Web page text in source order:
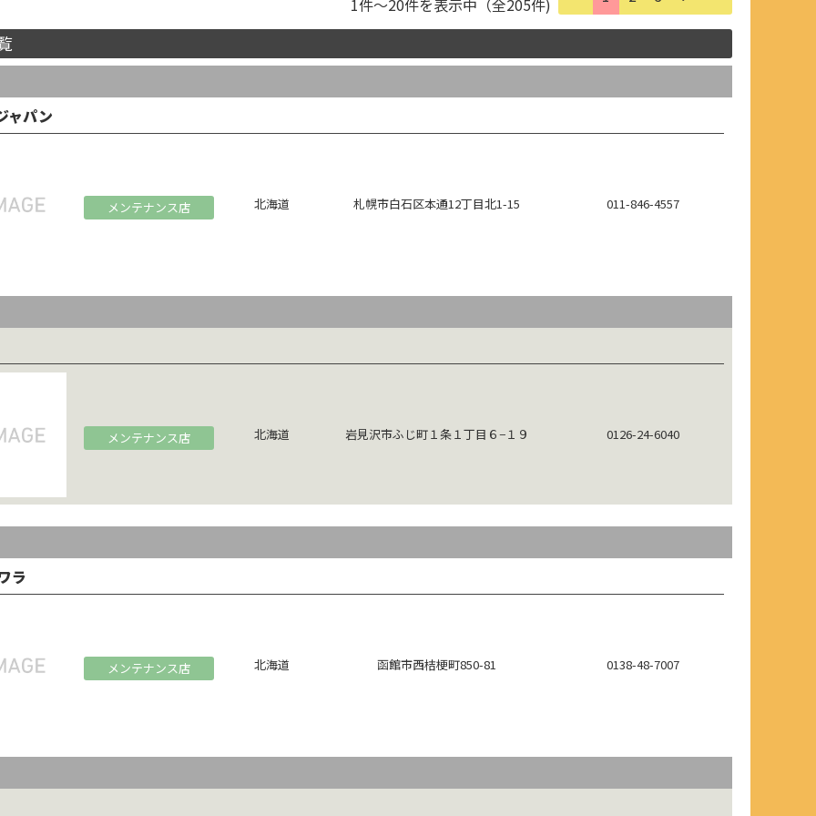
ャパン
メンテナンス店 北海道 札幌市白石区本通12丁目北1-15 011-846-4557
メンテナンス店 北海道 岩見沢市ふじ町１条１丁目６−１９ 0126-24-6040
ラ
メンテナンス店 北海道 函館市西桔梗町850-81 0138-48-7007